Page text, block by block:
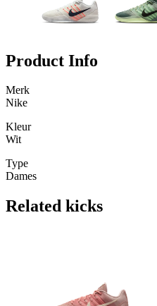
Product Info
Merk
Nike
Kleur
Wit
Type
Dames
Related kicks